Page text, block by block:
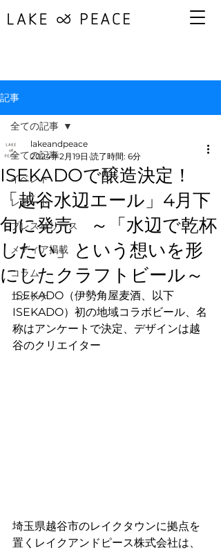
記事
全ての記事
イベント
レポート
プレスリリース
メディア掲載
コラム
コンテナ
全ての記事
ISEKADOで醸造決定！
「越谷水辺エール」4月下
旬に発売 ～「水辺で乾杯
したい」という想いを形
にしたクラフトビール～
lakeandpeace
2024年2月19日 読了時間: 6分
ISEKADO（伊勢角屋麦酒、以下
ISEKADO）初の地域コラボビール、名
称はアンケートで決定、デザインは越
谷のクリエイター
埼玉県越谷市のレイクタウンに拠点を
置くレイクアンドピース株式会社は、